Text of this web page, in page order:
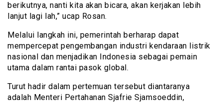
berikutnya, nanti kita akan bicara, akan kerjakan lebih
lanjut lagi lah,” ucap Rosan.
Melalui langkah ini, pemerintah berharap dapat
mempercepat pengembangan industri kendaraan listrik
nasional dan menjadikan Indonesia sebagai pemain
utama dalam rantai pasok global.
Turut hadir dalam pertemuan tersebut diantaranya
adalah Menteri Pertahanan Sjafrie Sjamsoeddin,